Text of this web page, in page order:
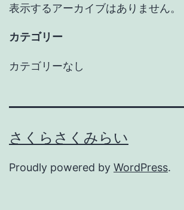
表示するアーカイブはありません。
カテゴリー
カテゴリーなし
さくらさくみらい
Proudly powered by WordPress.